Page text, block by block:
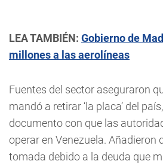
LEA TAMBIÉN: Gobierno de
millones a las aerolíneas
Fuentes del sector aseguraron
mandó a retirar ‘la placa’ del
documento con que las
operar en Venezuela. Añadieron
tomada debido a la deuda que